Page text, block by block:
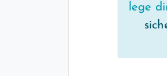
lege